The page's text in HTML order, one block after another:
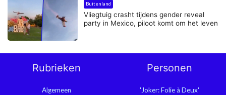
Buitenland
Vliegtuig crasht tijdens gender reveal
party in Mexico, piloot komt om het leven
Rubrieken
Algemeen
Personen
'Joker: Folie à Deux'